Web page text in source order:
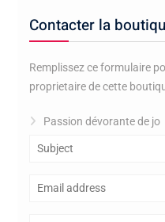
Contacter la
Remplissez ce formulaire
proprietaire de cette
Passion dévorante de jo